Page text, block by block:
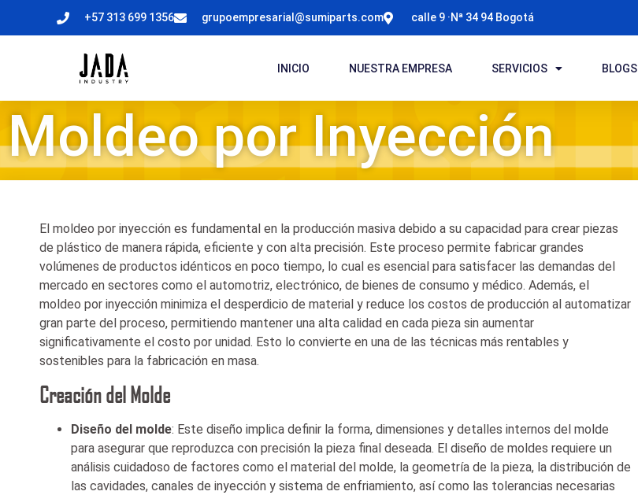
+57 313 699 1356 grupoempresarial@sumiparts.com calle 9 ·Nª 34 94 Bogotá
INICIO NUESTRA EMPRESA SERVICIOS BLOGS
Moldeo por Inyección
El moldeo por inyección es fundamental en la producción masiva debido a su capacidad para crear piezas
de plástico de manera rápida, eficiente y con alta precisión. Este proceso permite fabricar grandes
volúmenes de productos idénticos en poco tiempo, lo cual es esencial para satisfacer las demandas del
mercado en sectores como el automotriz, electrónico, de bienes de consumo y médico. Además, el
moldeo por inyección minimiza el desperdicio de material y reduce los costos de producción al automatizar
gran parte del proceso, permitiendo mantener una alta calidad en cada pieza sin aumentar
significativamente el costo por unidad. Esto lo convierte en una de las técnicas más rentables y
sostenibles para la fabricación en masa.
Creación del Molde
Diseño del molde: Este diseño implica definir la forma, dimensiones y detalles internos del molde
para asegurar que reproduzca con precisión la pieza final deseada. El diseño de moldes requiere un
análisis cuidadoso de factores como el material del molde, la geometría de la pieza, la distribución de
las cavidades, canales de inyección y sistema de enfriamiento, así como las tolerancias necesarias